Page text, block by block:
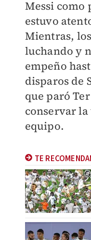
Messi como
estuvo
Mientras,
luchando y
empeño
disparos de
que paró
conservar
equipo.
TE